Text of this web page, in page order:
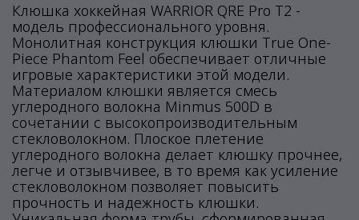
Клюшка хоккейная WARRIOR QRE Pro T2 -
модель профессионального уровня.
Монолитная конструкция клюшки True One-
Piece Phantom Feel обеспечивает отличные
игровые характеристики этой модели.
Материалом клюшки является смесь
углеродного волокна Minmus 500D в
сочетании с высокопроизводительным
стекловолокном. Плоское плетение
углеродного волокна делает клюшку прочнее,
легче и отзывчивее, в то время как усиление
стекловолокном позволяет повысить
прочность и надежность клюшки.